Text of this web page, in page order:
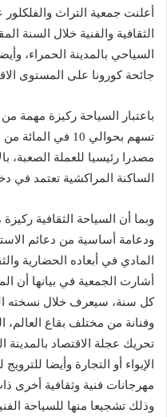
أعلنت جمعية التراث
الثقافية والفنية خلال السنة
السياحي بالمدينة الحمراء،
جائحة كورونا على المستوى
باعتبار السياحة ركيزة مهمة من
تسهم بحوالي 10 في
الساكنة المراكشية تعتمد في
وبما أن السياحة الثقافية
ودعامة أساسية من دعائم
المادي في أبعاده الحضارية
أشارت الجمعية في بيانها أن
وفنانة من مختلف بقاع
تحريك عجلة الاقتصاد
الإيواء أو التجارة وأيضا
وذلك تشجيعا منها للسياحة